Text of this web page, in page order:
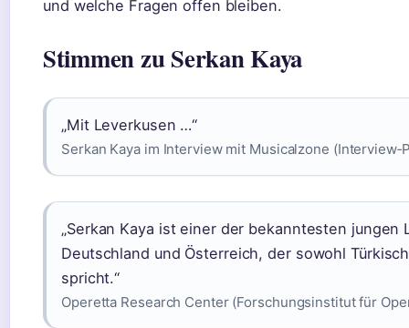
und welche Fragen offen bleiben.
Stimmen zu Serkan Kaya
„Mit Leverkusen …“
Serkan Kaya im Interview mit Musicalzone
„Serkan Kaya ist einer der bekanntesten jungen
Deutschland und Österreich, der sowohl
spricht.“
Operetta Research Center (Forschungsinstitut für